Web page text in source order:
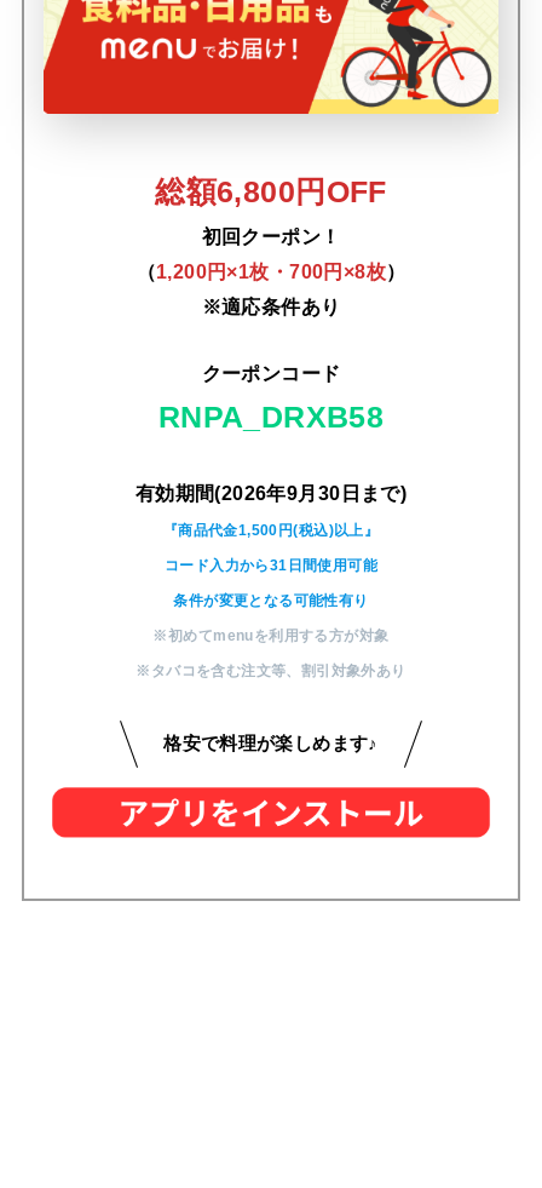
総額6,800円OFF
初回クーポン！
（1,200円×1枚・700円×8枚）
※適応条件あり
クーポンコード
RNPA_DRXB58
有効期間(2026年9月30日まで)
『商品代金1,500円(税込)以上』
コード入力から31日間使用可能
条件が変更となる可能性有り
※初めてmenuを利用する方が対象
※タバコを含む注文等、 割引対象外あり
格安で料理が楽しめます♪